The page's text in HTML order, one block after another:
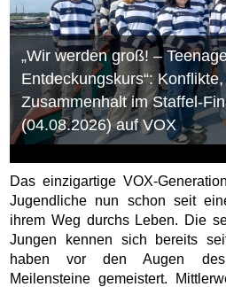
„Wir werden groß! –
Entdeckungskurs“:
Zusammenhalt im Staffel-
(04.08.2026) auf VOX
Das einzigartige VOX-
Jugendliche nun schon seit
ihrem Weg durchs Leben. Die
Jungen kennen sich bereits
haben vor den Augen des
Meilensteine gemeistert.